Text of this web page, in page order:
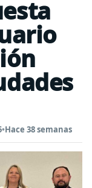
•Hace 38 semanas